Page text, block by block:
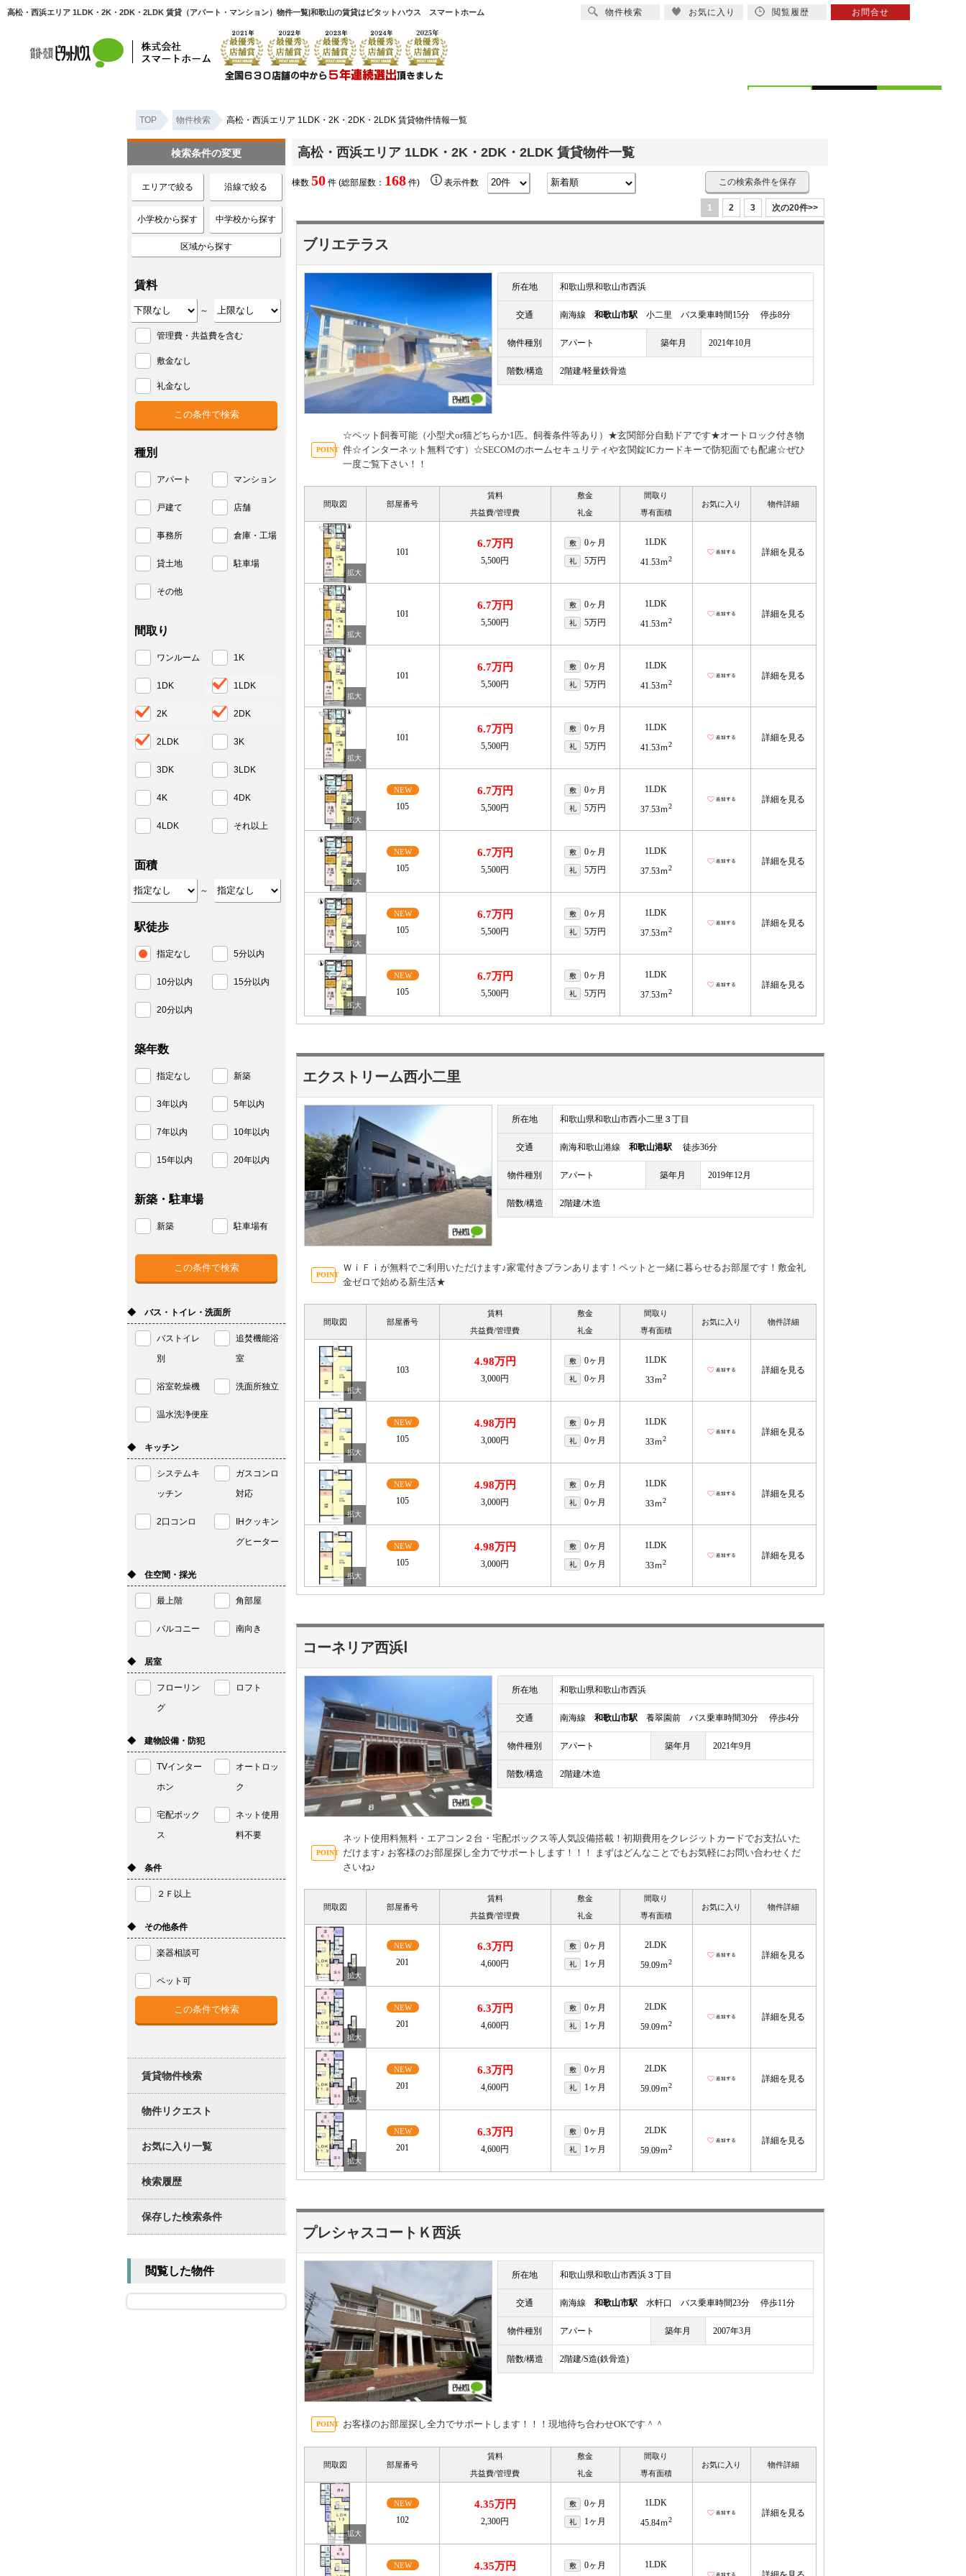
高松・西浜エリア 1LDK・2K・2DK・2LDK 賃貸（アパート・マンション）物件一覧|和歌山の賃貸はピタットハウス スマートホーム
TOP 物件検索 高松・西浜エリア 1LDK・2K・2DK・2LDK 賃貸物件情報一覧
高松・西浜エリア 1LDK・2K・2DK・2LDK 賃貸物件一覧
棟数 50 件 (総部屋数： 168 件) 表示件数 この検索条件を保存
1 2 3 次の20件>>
ブリエテラス
所在地 和歌山県和歌山市西浜
交通 南海線 和歌山市駅小二里 バス乗車時間15分 停歩8分
物件種別 アパート 築年月 2021年10月
階数/構造 2階建/軽量鉄骨造
☆ペット飼養可能（小型犬or猫どちらか1匹。飼養条件等あり）★玄関部分自動ドアです★オートロック付き物
件☆インターネット無料です）☆SECOMのホームセキュリティや玄関錠ICカードキーで防犯面でも配慮☆ぜひ
一度ご覧下さい！！
間取図 部屋番号
賃料
共益費/管理費
敷金
礼金
間取り
専有面積
お気に入り 物件詳細
101
6.7万円
5,500円
敷 0ヶ月
礼 5万円
1LDK
41.53ｍ2
詳細を見る
101
6.7万円
5,500円
敷 0ヶ月
礼 5万円
1LDK
41.53ｍ2
詳細を見る
101
6.7万円
5,500円
敷 0ヶ月
礼 5万円
1LDK
41.53ｍ2
詳細を見る
101
6.7万円
5,500円
敷 0ヶ月
礼 5万円
1LDK
41.53ｍ2
詳細を見る
NEW
105
6.7万円
5,500円
敷 0ヶ月
礼 5万円
1LDK
37.53ｍ2
詳細を見る
NEW
105
6.7万円
5,500円
敷 0ヶ月
礼 5万円
1LDK
37.53ｍ2
詳細を見る
NEW
105
6.7万円
5,500円
敷 0ヶ月
礼 5万円
1LDK
37.53ｍ2
詳細を見る
NEW
105
6.7万円
5,500円
敷 0ヶ月
礼 5万円
1LDK
37.53ｍ2
詳細を見る
エクストリーム西小二里
所在地 和歌山県和歌山市西小二里３丁目
交通 南海和歌山港線 和歌山港駅徒歩36分
物件種別 アパート 築年月 2019年12月
階数/構造 2階建/木造
ＷｉＦｉが無料でご利用いただけます♪家電付きプランあります！ペットと一緒に暮らせるお部屋です！敷金礼
金ゼロで始める新生活★
間取図 部屋番号
賃料
共益費/管理費
敷金
礼金
間取り
専有面積
お気に入り 物件詳細
103
4.98万円
3,000円
敷 0ヶ月
礼 0ヶ月
1LDK
33ｍ2
詳細を見る
NEW
105
4.98万円
3,000円
敷 0ヶ月
礼 0ヶ月
1LDK
33ｍ2
詳細を見る
NEW
105
4.98万円
3,000円
敷 0ヶ月
礼 0ヶ月
1LDK
33ｍ2
詳細を見る
NEW
105
4.98万円
3,000円
敷 0ヶ月
礼 0ヶ月
1LDK
33ｍ2
詳細を見る
コーネリア西浜Ⅰ
所在地 和歌山県和歌山市西浜
交通 南海線 和歌山市駅養翠園前 バス乗車時間30分 停歩4分
物件種別 アパート 築年月 2021年9月
階数/構造 2階建/木造
ネット使用料無料・エアコン２台・宅配ボックス等人気設備搭載！初期費用をクレジットカードでお支払いた
だけます♪ お客様のお部屋探し全力でサポートします！！！ まずはどんなことでもお気軽にお問い合わせくだ
さいね♪
間取図 部屋番号
賃料
共益費/管理費
敷金
礼金
間取り
専有面積
お気に入り 物件詳細
NEW
201
6.3万円
4,600円
敷 0ヶ月
礼 1ヶ月
2LDK
59.09ｍ2
詳細を見る
NEW
201
6.3万円
4,600円
敷 0ヶ月
礼 1ヶ月
2LDK
59.09ｍ2
詳細を見る
NEW
201
6.3万円
4,600円
敷 0ヶ月
礼 1ヶ月
2LDK
59.09ｍ2
詳細を見る
NEW
201
6.3万円
4,600円
敷 0ヶ月
礼 1ヶ月
2LDK
59.09ｍ2
詳細を見る
プレシャスコートＫ西浜
所在地 和歌山県和歌山市西浜３丁目
交通 南海線 和歌山市駅水軒口 バス乗車時間23分 停歩11分
物件種別 アパート 築年月 2007年3月
階数/構造 2階建/S造(鉄骨造)
お客様のお部屋探し全力でサポートします！！！現地待ち合わせOKです＾＾
間取図 部屋番号
賃料
共益費/管理費
敷金
礼金
間取り
専有面積
お気に入り 物件詳細
NEW
102
4.35万円
2,300円
敷 0ヶ月
礼 1ヶ月
1LDK
45.84ｍ2
詳細を見る
NEW 4.35万円 敷 0ヶ月
1LDK
検索条件の変更
エリアで絞る 沿線で絞る
小学校から探す 中学校から探す
区域から探す
賃料
～
管理費・共益費を含む
敷金なし
礼金なし
種別
アパート マンション
戸建て 店舗
事務所 倉庫・工場
貸土地 駐車場
その他
間取り
ワンルーム 1K
1DK 1LDK
2K 2DK
2LDK 3K
3DK 3LDK
4K 4DK
4LDK それ以上
面積
～
駅徒歩
指定なし 5分以内
10分以内 15分以内
20分以内
築年数
指定なし 新築
3年以内 5年以内
7年以内 10年以内
15年以内 20年以内
新築・駐車場
新築 駐車場有
◆ バス・トイレ・洗面所
バストイレ
別
追焚機能浴
室
浴室乾燥機 洗面所独立
温水洗浄便座
◆ キッチン
システムキ
ッチン
ガスコンロ
対応
2口コンロ
IHクッキン
グヒーター
◆ 住空間・採光
最上階 角部屋
バルコニー 南向き
◆ 居室
フローリン
グ
ロフト
◆ 建物設備・防犯
TVインター
ホン
オートロッ
ク
宅配ボック
ス
ネット使用
料不要
◆ 条件
２Ｆ以上
◆ その他条件
楽器相談可
ペット可
賃貸物件検索
物件リクエスト
お気に入り一覧
検索履歴
保存した検索条件
閲覧した物件
物件検索 お気に入り 閲覧履歴 お問合せ